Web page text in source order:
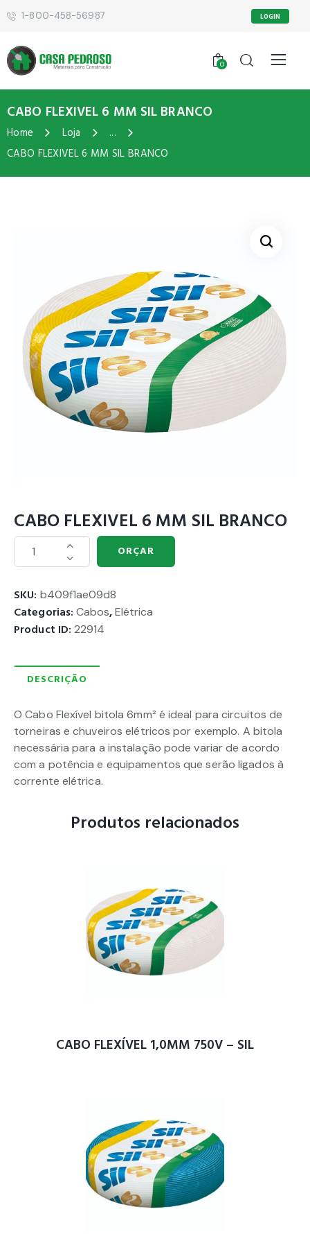
1-800-458-56987 LOGIN
0
CABO FLEXIVEL 6 MM SIL BRANCO
Home Loja
...
CABO FLEXIVEL 6 MM SIL BRANCO
CABO FLEXIVEL 6 MM SIL BRANCO
ORÇAR
SKU: b409f1ae09d8
Categorias:Cabos,Elétrica
Product ID:22914
DESCRIÇÃO
O Cabo Flexível bitola 6mm² é ideal para circuitos de
torneiras e chuveiros elétricos por exemplo. A bitola
necessária para a instalação pode variar de acordo
com a potência e equipamentos que serão ligados à
corrente elétrica.
Produtos relacionados
CABO FLEXÍVEL 1,0MM 750V – SIL